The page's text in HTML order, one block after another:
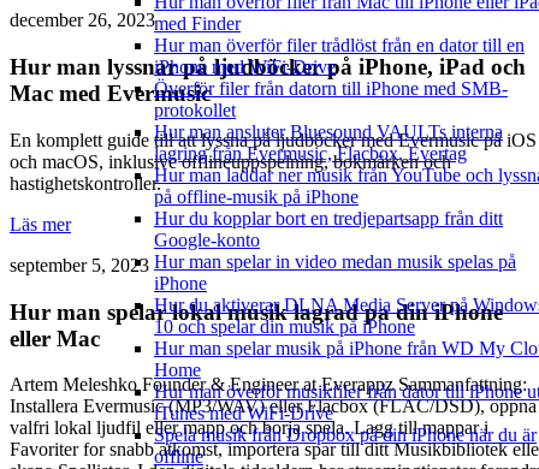
med Finder
Hur man överför filer trådlöst från en dator till en
iPhone med WiFi-Drive
Överför filer från datorn till iPhone med SMB-
protokollet
Hur man ansluter Bluesound VAULTs interna
lagring från Evermusic, Flacbox, Evertag
Hur man laddar ner musik från YouTube och
på offline-musik på iPhone
Hur du kopplar bort en tredjepartsapp från ditt
Google-konto
Hur man spelar in video medan musik spelas på
iPhone
Hur du aktiverar DLNA Media Server på
10 och spelar din musik på iPhone
Hur man spelar musik på iPhone från WD My
Home
Hur man överför musikfiler från dator till iPhone
iTunes med WiFi-Drive
Spela musik från Dropbox på din iPhone när du är
offline
december 26, 2023
Hur man lyssnar på ljudböcker på iPhone, iPad och
Mac med Evermusic
En komplett guide till att lyssna på ljudböcker med Evermusic på iOS
och macOS, inklusive offlineuppspelning, bokmärken och
hastighetskontroller.
Läs mer
september 5, 2023
Hur man spelar lokal musik lagrad pa din iPhone
eller Mac
Artem Meleshko Founder & Engineer at Everappz Sammanfattning:
Installera Evermusic (MP3/WAV) eller Flacbox (FLAC/DSD), oppna
valfri lokal ljudfil eller mapp och borja spela. Lagg till mappar i
Favoriter for snabb atkomst, importera spar till ditt Musikbibliotek